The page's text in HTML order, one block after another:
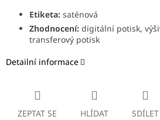
Etiketa: saténová
Zhodnocení: digitální potisk,
transferový potisk
Detailní informace
ZEPTAT SE HLÍDAT SDÍLET